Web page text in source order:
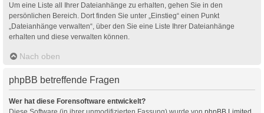
Um eine Liste all Ihrer Dateianhänge zu erhalten, gehen Sie in den
persönlichen Bereich. Dort finden Sie unter „Einstieg“ einen Punkt
„Dateianhänge verwalten“, über den Sie eine Liste Ihrer Dateianhänge
erhalten und diese verwalten können.
Nach oben
phpBB betreffende Fragen
Wer hat diese Forensoftware entwickelt?